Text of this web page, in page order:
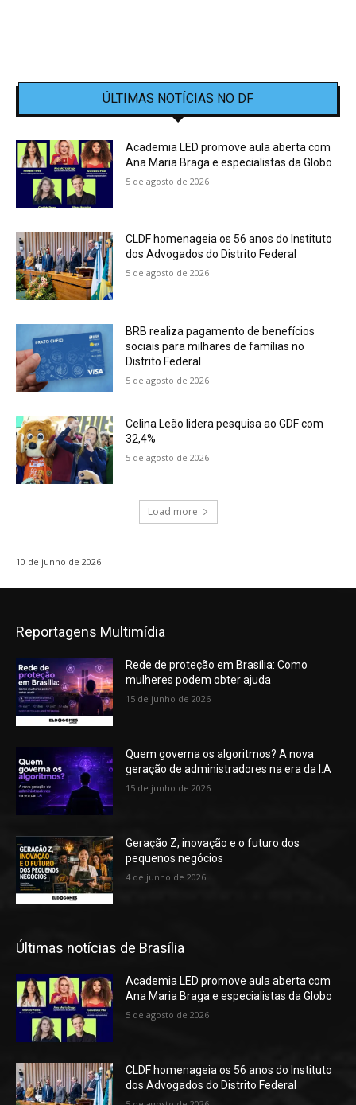
ÚLTIMAS NOTÍCIAS NO DF
Academia LED promove aula aberta com
Ana Maria Braga e especialistas da Globo
5 de agosto de 2026
CLDF homenageia os 56 anos do Instituto
dos Advogados do Distrito Federal
5 de agosto de 2026
BRB realiza pagamento de benefícios
sociais para milhares de famílias no
Distrito Federal
5 de agosto de 2026
Celina Leão lidera pesquisa ao GDF com
32,4%
5 de agosto de 2026
Load more
10 de junho de 2026
Reportagens Multimídia
Rede de proteção em Brasília: Como
mulheres podem obter ajuda
15 de junho de 2026
Quem governa os algoritmos? A nova
geração de administradores na era da I.A
15 de junho de 2026
Geração Z, inovação e o futuro dos
pequenos negócios
4 de junho de 2026
Últimas notícias de Brasília
Academia LED promove aula aberta com
Ana Maria Braga e especialistas da Globo
5 de agosto de 2026
CLDF homenageia os 56 anos do Instituto
dos Advogados do Distrito Federal